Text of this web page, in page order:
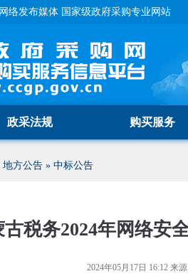
络发布媒体 国家级政府采购专业网站
政采法规 购买服务
地方公告 » 中标公告
古税务2024年网络安
2024年05月17日 16:12 来